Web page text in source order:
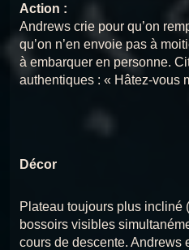
Titanic
13
Chansons du Titanic
14
CHANSON 13 :
Chansons du Titanic
16
17
CHANSON 16
Chansons du Titanic
Action :
Andrews crie pour qu’on
qu’on n’en envoie pas à
à embarquer en personne.
authentiques : « Hâtez-vous
Décor
Plateau toujours plus incliné
bossoirs visibles
cours de descente. Andrews